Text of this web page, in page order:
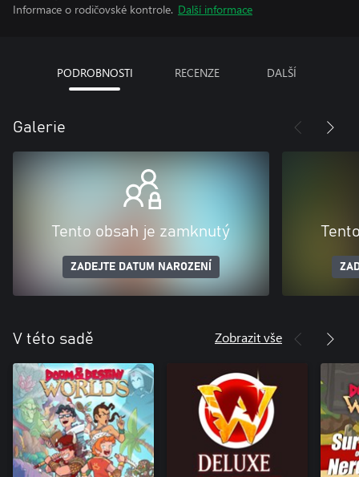
Informace o rodičovské kontrole. Další informace
PODROBNOSTI RECENZE DALŠÍ
Galerie
Tento obsah je zamknutý
ZADEJTE DATUM NAROZENÍ
V této sadě Zobrazit vše